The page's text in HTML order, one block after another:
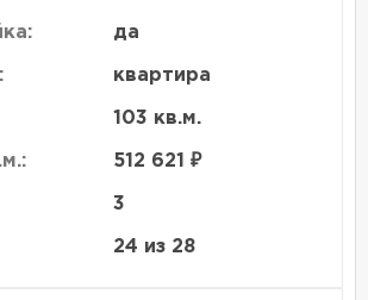
да
квартира
103 кв.м.
512 621 ₽
3
24 из 28